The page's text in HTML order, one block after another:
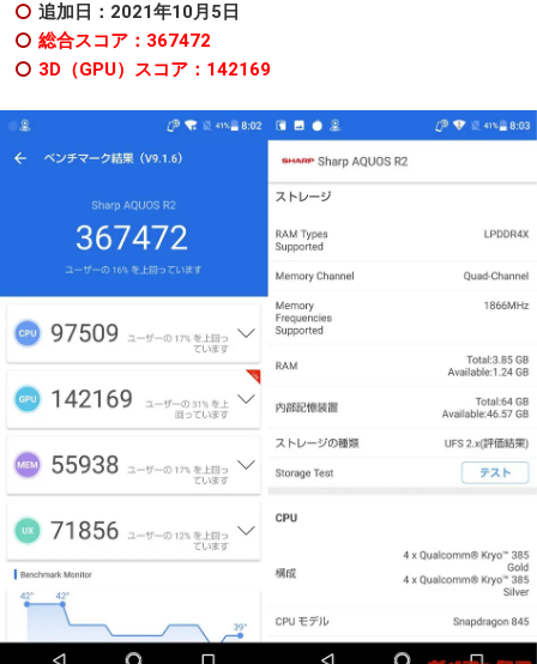
追加日：2021年10月5日
総合スコア：367472
3D（GPU）スコア：142169